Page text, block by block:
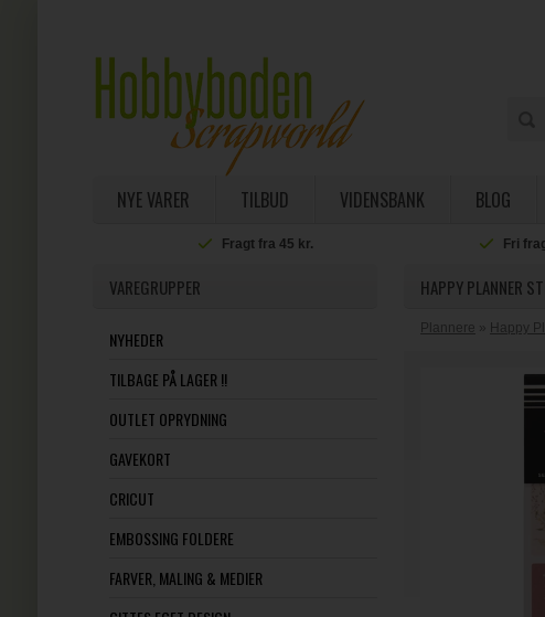
NYE VARER TILBUD VIDENSBANK BLOG
Fri fragt ved køb over 800 kr.
VAREGRUPPER
NYHEDER
TILBAGE PÅ LAGER !!
OUTLET OPRYDNING
GAVEKORT
CRICUT
EMBOSSING FOLDERE
FARVER, MALING & MEDIER
HAPPY PLANNER
Plannere » Happy